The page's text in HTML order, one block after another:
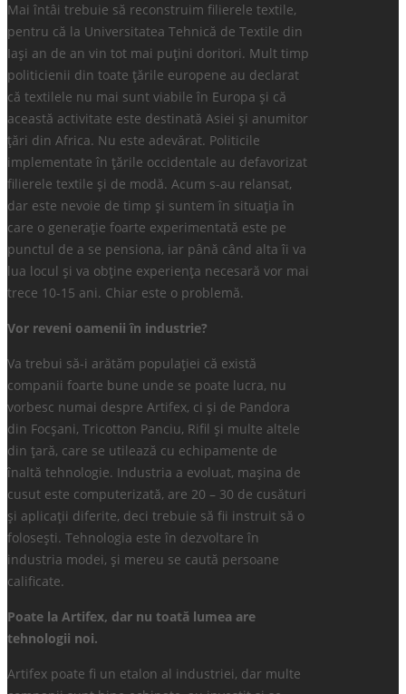
Mai întâi trebuie să reconstruim filierele textile,
pentru că la Universitatea Tehnică de Textile din
Iași an de an vin tot mai puțini doritori. Mult timp
politicienii din toate țările europene au declarat
că textilele nu mai sunt viabile în Europa și că
această activitate este destinată Asiei și anumitor
țări din Africa. Nu este adevărat. Politicile
implementate în țările occidentale au defavorizat
filierele textile și de modă. Acum s-au relansat,
dar este nevoie de timp și suntem în situația în
care o generație foarte experimentată este pe
punctul de a se pensiona, iar până când alta îi va
lua locul și va obține experiența necesară vor mai
trece 10-15 ani. Chiar este o problemă.
Vor reveni oamenii în industrie?
Va trebui să-i arătăm populației că există
companii foarte bune unde se poate lucra, nu
vorbesc numai despre Artifex, ci și de Pandora
din Focșani, Tricotton Panciu, Rifil și multe altele
din țară, care se utilează cu echipamente de
înaltă tehnologie. Industria a evoluat, mașina de
cusut este computerizată, are 20 – 30 de cusături
și aplicații diferite, deci trebuie să fii instruit să o
folosești. Tehnologia este în dezvoltare în
industria modei, și mereu se caută persoane
calificate.
Poate la Artifex, dar nu toată lumea are
tehnologii noi.
Artifex poate fi un etalon al industriei, dar multe